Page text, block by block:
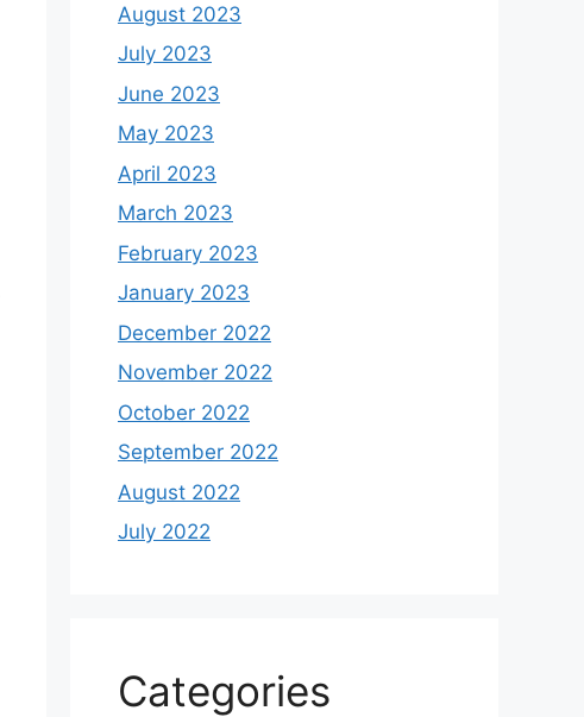
August 2023
July 2023
June 2023
May 2023
April 2023
March 2023
February 2023
January 2023
December 2022
November 2022
October 2022
September 2022
August 2022
July 2022
Categories